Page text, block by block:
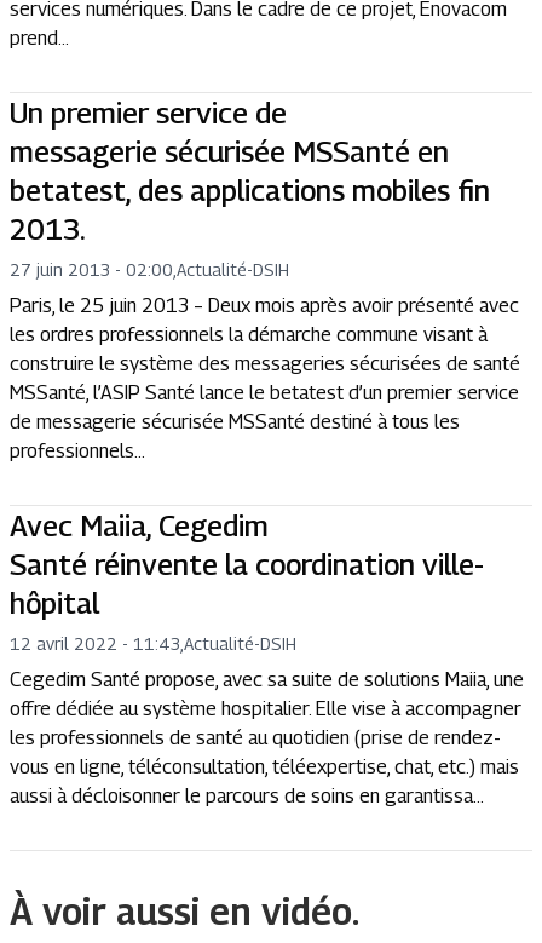
services numériques. Dans le cadre de ce projet, Enovacom
prend...
Un premier service de
messagerie sécurisée MSSanté en
betatest, des applications mobiles fin
2013.
27 juin 2013 - 02:00 Actualité-DSIH
Paris, le 25 juin 2013 – Deux mois après avoir présenté avec
les ordres professionnels la démarche commune visant à
construire le système des messageries sécurisées de santé
MSSanté, l’ASIP Santé lance le betatest d’un premier service
de messagerie sécurisée MSSanté destiné à tous les
professionnels...
Avec Maiia, Cegedim
Santé réinvente la coordination ville-
hôpital
12 avril 2022 - 11:43 Actualité-DSIH
Cegedim Santé propose, avec sa suite de solutions Maiia, une
offre dédiée au système hospitalier. Elle vise à accompagner
les professionnels de santé au quotidien (prise de rendez-
vous en ligne, téléconsultation, téléexpertise, chat, etc.) mais
aussi à décloisonner le parcours de soins en garantissa...
À voir aussi en vidéo.